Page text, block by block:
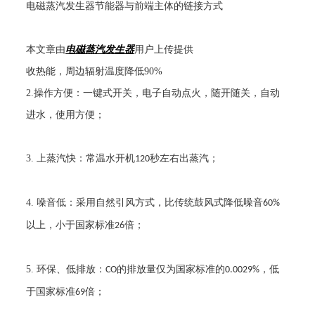
电磁蒸汽发生器节能器与前端主体的链接方式
本文章由电磁蒸汽发生器用户上传提供
收热能，周边辐射温度降低90%
2.操作方便：一键式开关，电子自动点火，随开随关，自动
进水，使用方便；
3.上蒸汽快：常温水开机120秒左右出蒸汽；
4.噪音低：采用自然引风方式，比传统鼓风式降低噪音60%
以上，小于国家标准26倍；
5.环保、低排放：CO的排放量仅为国家标准的0.0029% ，低
于国家标准69倍；